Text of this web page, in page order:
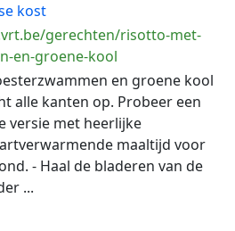
kost
gerechten/risotto-met-
en-groene-kool
en groene kool
alle kanten op. Probeer een
versie met heerlijke
maaltijd voor
- Haal de bladeren van de
...